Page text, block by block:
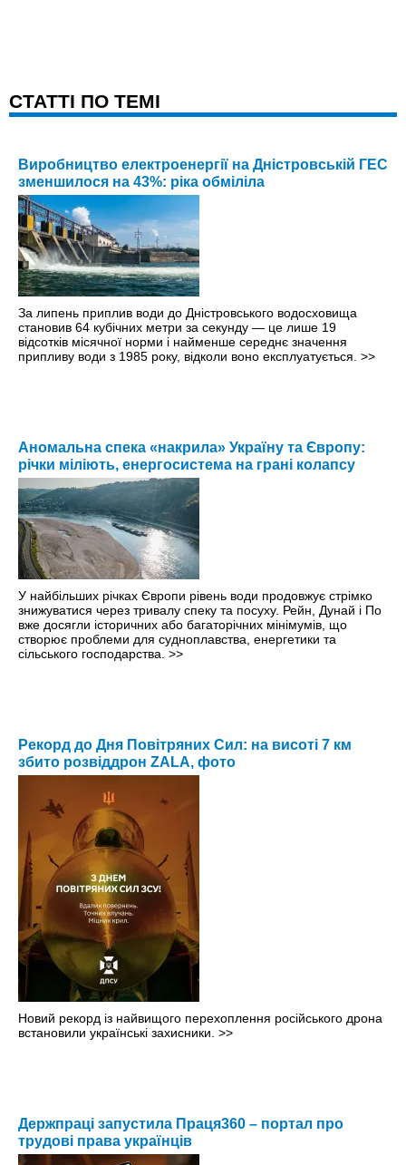
CТАТТІ ПО ТЕМІ
Виробництво електроенергії на Дністровській ГЕС
зменшилося на 43%: ріка обміліла
За липень приплив води до Дністровського водосховища
становив 64 кубічних метри за секунду — це лише 19
відсотків місячної норми і найменше середнє значення
припливу води з 1985 року, відколи воно експлуатується. >>
Аномальна спека «накрила» Україну та Європу:
річки міліють, енергосистема на грані колапсу
У найбільших річках Європи рівень води продовжує стрімко
знижуватися через тривалу спеку та посуху. Рейн, Дунай і По
вже досягли історичних або багаторічних мінімумів, що
створює проблеми для судноплавства, енергетики та
сільського господарства. >>
Рекорд до Дня Повітряних Сил: на висоті 7 км
збито розвіддрон ZALA, фото
Новий рекорд із найвищого перехоплення російського дрона
встановили українські захисники. >>
Держпраці запустила Праця360 – портал про
трудові права українців